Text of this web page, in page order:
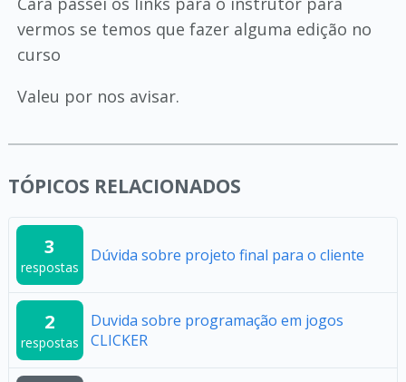
vermos se temos que fazer alguma edição no
curso
Valeu por nos avisar.
TÓPICOS RELACIONADOS
3
respostas
Dúvida sobre projeto final para o cliente
2
respostas
Duvida sobre programação em jogos
CLICKER